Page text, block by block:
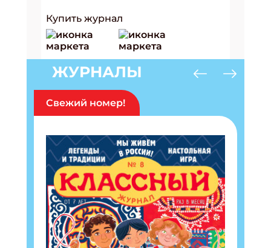
Купить журнал
ЖУРНАЛЫ
Свежий номер!